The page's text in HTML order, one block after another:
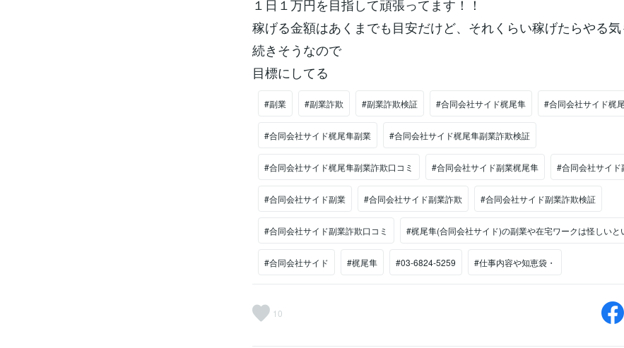
１日１万円を目指して頑張ってます！！
稼げる金額はあくまでも目安だけど、それくらい稼げたらやる気
続きそうなので
目標にしてる
#副業 #副業詐欺 #副業詐欺検証 #合同会社サイド梶尾隼 #合同会社サイド梶
#合同会社サイド梶尾隼副業 #合同会社サイド梶尾隼副業詐欺検証
#合同会社サイド梶尾隼副業詐欺口コミ #合同会社サイド副業梶尾隼 #合同会社サイド
#合同会社サイド副業 #合同会社サイド副業詐欺 #合同会社サイド副業詐欺検証
#合同会社サイド副業詐欺口コミ #梶尾隼(合同会社サイド)の副業や在宅ワークは怪しいと
#合同会社サイド #梶尾隼 #03-6824-5259 #仕事内容や知恵袋・
10